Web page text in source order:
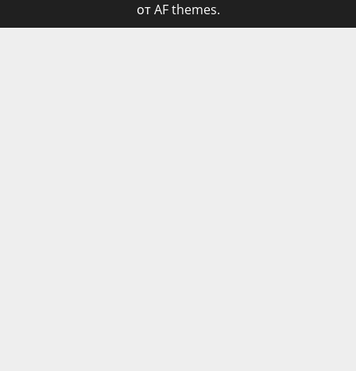
от AF themes.